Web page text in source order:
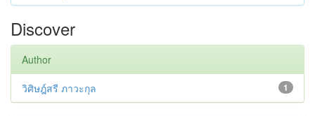
Discover
Author
1
วิศิษฎ์สรี ภาวะกุล